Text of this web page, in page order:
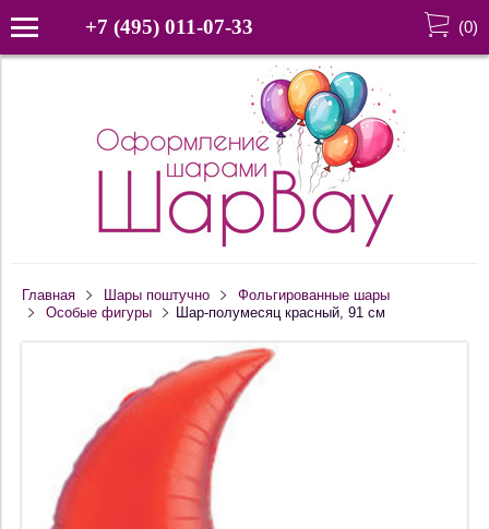
+7 (495) 011-07-33 (0)
Главная Шары поштучно
Фольгированные шары
Особые фигуры
Шар-полумесяц красный, 91 см